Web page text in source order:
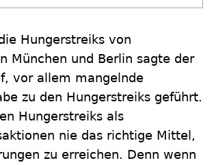
Hungerstreiks von
München und Berlin sagte der
vor allem mangelnde
zu den Hungerstreiks geführt.
Hungerstreiks als
nie das richtige Mittel,
zu erreichen. Denn wenn